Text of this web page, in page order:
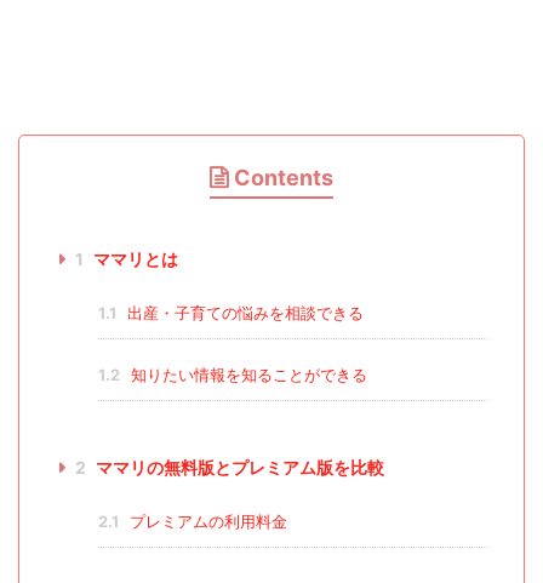
Contents
1 ママリとは
1.1 出産・子育ての悩みを相談できる
1.2 知りたい情報を知ることができる
2 ママリの無料版とプレミアム版を比較
2.1 プレミアムの利用料金